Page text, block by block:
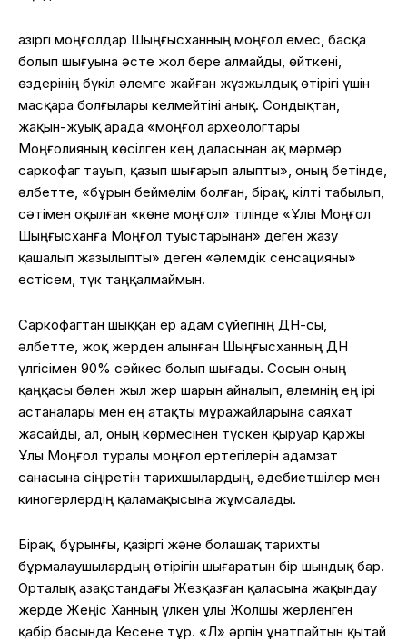
Қазіргі моңғолдар Шыңғысханның моңғол емес, басқа
болып шығуына әсте жол бере алмайды, өйткені,
өздерінің бүкіл әлемге жайған жүзжылдық өтірігі үшін
масқара болғылары келмейтіні анық. Сондықтан,
жақын-жуық арада «моңғол археологтары
Моңғолияның көсілген кең даласынан ақ мәрмәр
саркофаг тауып, қазып шығарып алыпты», оның бетінде,
әлбетте, «бұрын беймәлім болған, бірақ, кілті табылып,
сәтімен оқылған «көне моңғол» тілінде «Ұлы Моңғол
Шыңғысханға Моңғол туыстарынан» деген жазу
қашалып жазылыпты» деген «әлемдік сенсацияны»
естісем, түк таңқалмаймын.
Саркофагтан шыққан ер адам сүйегінің ДНҚ-сы,
әлбетте, жоқ жерден алынған Шыңғысханның ДНҚ
үлгісімен 90% сәйкес болып шығады. Сосын оның
қаңқасы бәлен жыл жер шарын айналып, әлемнің ең ірі
астаналары мен ең атақты мұражайларына саяхат
жасайды, ал, оның көрмесінен түскен қыруар қаржы
Ұлы Моңғол туралы моңғол ертегілерін адамзат
санасына сіңіретін тарихшылардың, әдебиетшілер мен
киногерлердің қаламақысына жұмсалады.
Бірақ, бұрынғы, қазіргі және болашақ тарихты
бұрмалаушылардың өтірігін шығаратын бір шындық бар.
Орталық Қазақстандағы Жезқазған қаласына жақындау
жерде Жеңіс Ханның үлкен ұлы Жолшы жерленген
қабір басында Кесене тұр. «Л» әрпін ұнатпайтын қытай